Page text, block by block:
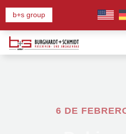
b+s group
6 DE